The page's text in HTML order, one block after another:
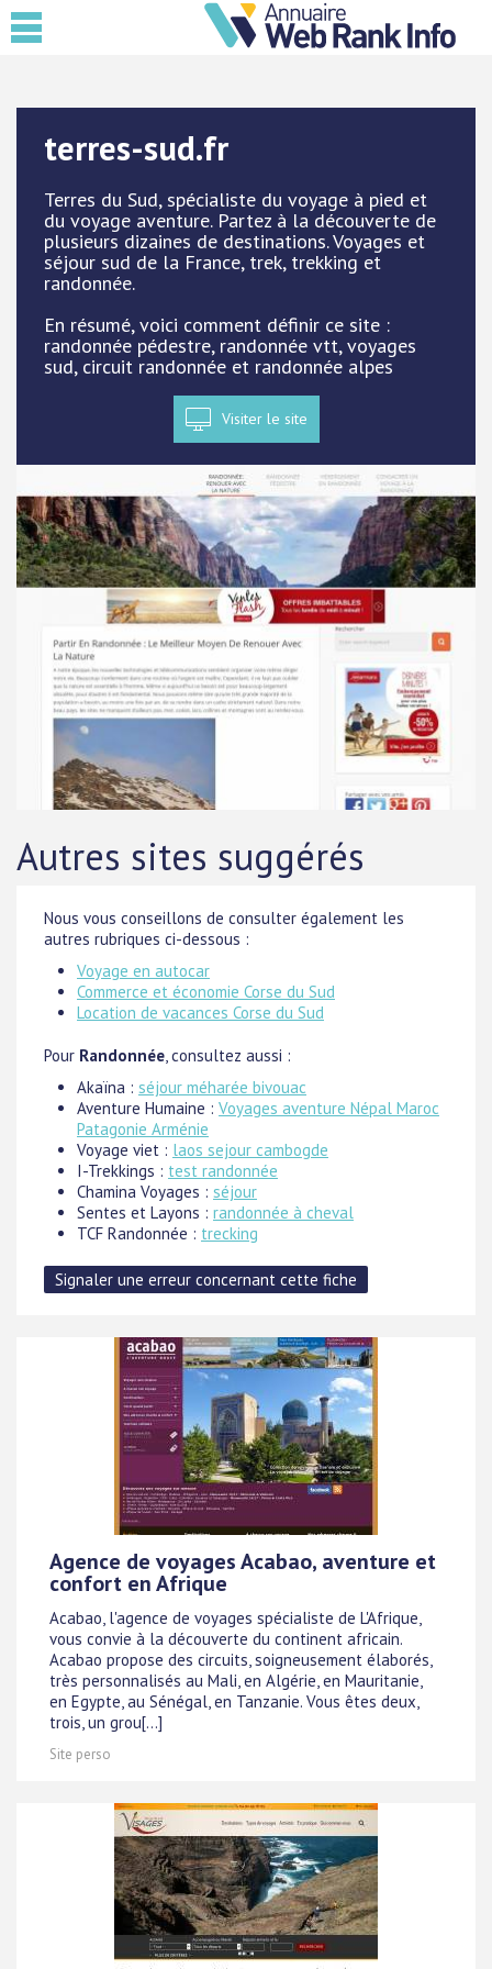
terres-sud.fr
Terres du Sud, spécialiste du voyage à pied et
du voyage aventure. Partez à la découverte de
plusieurs dizaines de destinations. Voyages et
séjour sud de la France, trek, trekking et
randonnée.
En résumé, voici comment définir ce site :
randonnée pédestre, randonnée vtt, voyages
sud, circuit randonnée et randonnée alpes
Visiter le site
Autres sites suggérés
Nous vous conseillons de consulter également les
autres rubriques ci-dessous :
Voyage en autocar
Commerce et économie Corse du Sud
Location de vacances Corse du Sud
Pour Randonnée, consultez aussi :
Akaïna : séjour méharée bivouac
Aventure Humaine : Voyages aventure Népal Maroc
Patagonie Arménie
Voyage viet : laos sejour cambogde
I-Trekkings : test randonnée
Chamina Voyages : séjour
Sentes et Layons : randonnée à cheval
TCF Randonnée : trecking
Agence de voyages Acabao, aventure et
confort en Afrique
Acabao, l'agence de voyages spécialiste de L'Afrique,
vous convie à la découverte du continent africain.
Acabao propose des circuits, soigneusement élaborés,
très personnalisés au Mali, en Algérie, en Mauritanie,
en Egypte, au Sénégal, en Tanzanie. Vous êtes deux,
trois, un grou[...]
Site perso